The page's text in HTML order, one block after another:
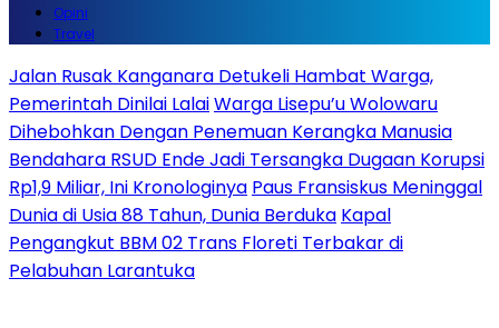
Opini
Travel
Jalan Rusak Kanganara Detukeli Hambat Warga,
Pemerintah Dinilai LalaiWarga Lisepu’u Wolowaru
Dihebohkan Dengan Penemuan Kerangka Manusia
Bendahara RSUD Ende Jadi Tersangka Dugaan Korupsi
Rp1,9 Miliar, Ini Kronologinya Paus Fransiskus Meninggal
Dunia di Usia 88 Tahun, Dunia Berduka Kapal
Pengangkut BBM 02 Trans Floreti Terbakar di
Pelabuhan Larantuka